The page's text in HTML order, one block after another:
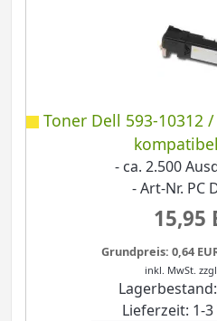
Toner Dell 593-10312
- ca. 2.500
- Art-Nr. PC
15,95
Grundpreis: 0,64
inkl. MwSt. zzgl.
Lagerbestand:
Lieferzeit: 1-